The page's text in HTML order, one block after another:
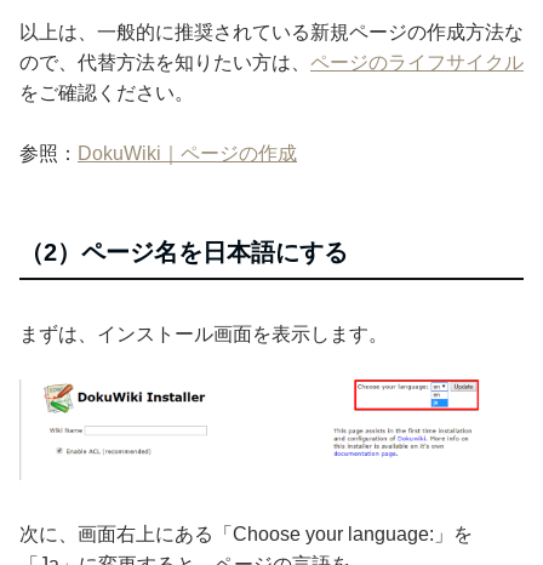
以上は、一般的に推奨されている新規ページの作成方法な
ので、代替方法を知りたい方は、 ページのライフサイクル
をご確認ください。
参照： DokuWiki｜ページの作成
（2）ページ名を日本語にする
まずは、インストール画面を表示します。
次に、画面右上にある「Choose your language:」を